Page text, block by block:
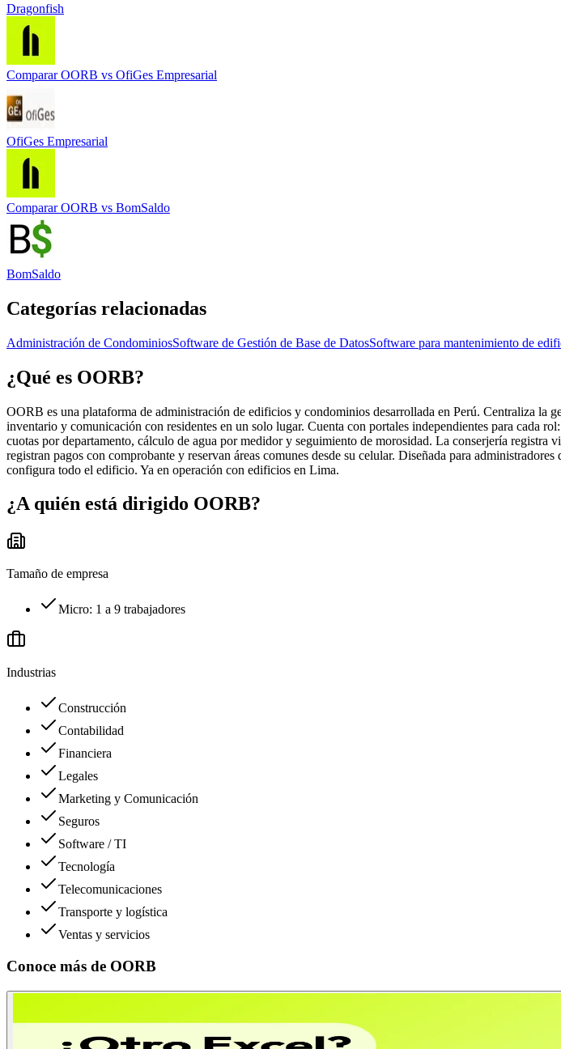
Dragonfish
Comparar OORB vs OfiGes Empresarial
OfiGes Empresarial
Comparar OORB vs BomSaldo
BomSaldo
Categorías relacionadas
Administración de CondominiosSoftware de Gestión de Base de DatosSoftware para mantenimiento de
¿Qué es OORB?
OORB es una plataforma de administración de edificios y condominios desarrollada en Perú. Centraliza la
inventario y comunicación con residentes en un solo lugar. Cuenta con portales independientes para cada
cuotas por departamento, cálculo de agua por medidor y seguimiento de morosidad. La conserjería registra
registran pagos con comprobante y reservan áreas comunes desde su celular. Diseñada para
configura todo el edificio. Ya en operación con edificios en Lima.
¿A quién está dirigido OORB?
Tamaño de empresa
Micro: 1 a 9 trabajadores
Industrias
Construcción
Contabilidad
Financiera
Legales
Marketing y Comunicación
Seguros
Software / TI
Tecnología
Telecomunicaciones
Transporte y logística
Ventas y servicios
Conoce más de OORB